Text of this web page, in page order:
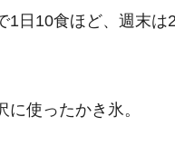
1日10食ほど、週末は
使ったかき氷。